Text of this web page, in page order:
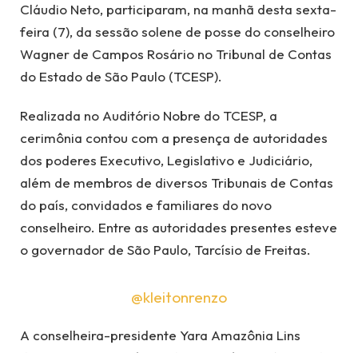
Cláudio Neto, participaram, na manhã desta sexta-
feira (7), da sessão solene de posse do conselheiro
Wagner de Campos Rosário no Tribunal de Contas
do Estado de São Paulo (TCESP).
Realizada no Auditório Nobre do TCESP, a
cerimônia contou com a presença de autoridades
dos poderes Executivo, Legislativo e Judiciário,
além de membros de diversos Tribunais de Contas
do país, convidados e familiares do novo
conselheiro. Entre as autoridades presentes esteve
o governador de São Paulo, Tarcísio de Freitas.
@kleitonrenzo
A conselheira-presidente Yara Amazônia Lins